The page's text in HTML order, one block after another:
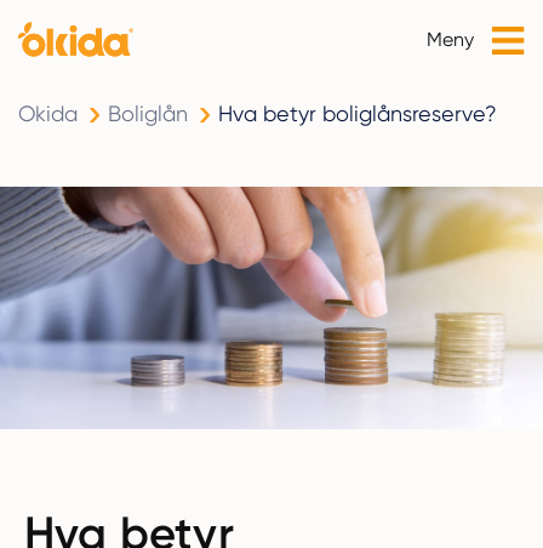
Meny
Okida Boliglån Hva betyr boliglånsreserve?
Hva betyr